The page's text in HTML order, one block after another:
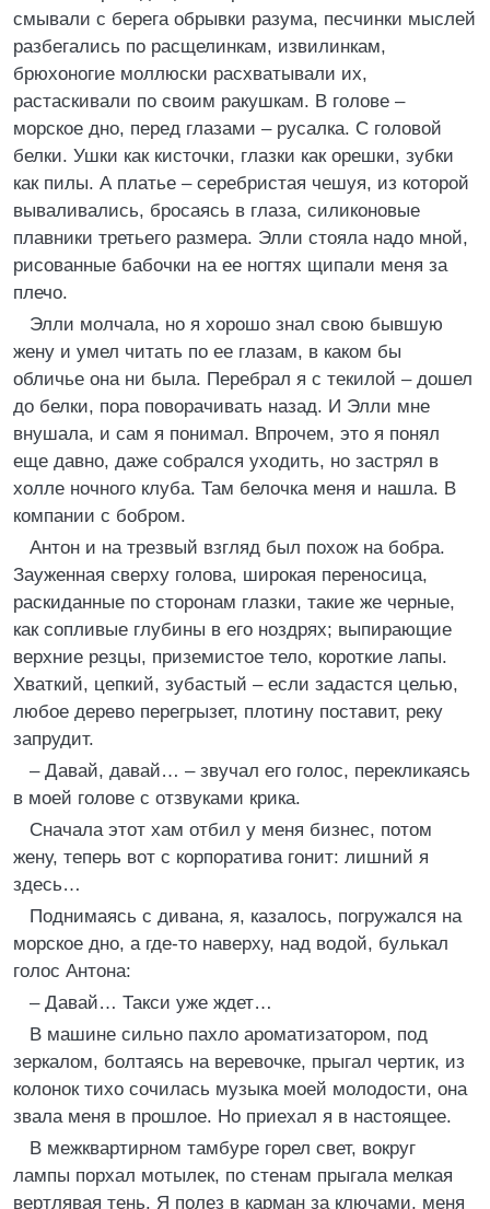
смывали с берега обрывки разума, песчинки мыслей
разбегались по расщелинкам, извилинкам,
брюхоногие моллюски расхватывали их,
растаскивали по своим ракушкам. В голове –
морское дно, перед глазами – русалка. С головой
белки. Ушки как кисточки, глазки как орешки, зубки
как пилы. А платье – серебристая чешуя, из которой
вываливались, бросаясь в глаза, силиконовые
плавники третьего размера. Элли стояла надо мной,
рисованные бабочки на ее ногтях щипали меня за
плечо.
Элли молчала, но я хорошо знал свою бывшую
жену и умел читать по ее глазам, в каком бы
обличье она ни была. Перебрал я с текилой – дошел
до белки, пора поворачивать назад. И Элли мне
внушала, и сам я понимал. Впрочем, это я понял
еще давно, даже собрался уходить, но застрял в
холле ночного клуба. Там белочка меня и нашла. В
компании с бобром.
Антон и на трезвый взгляд был похож на бобра.
Зауженная сверху голова, широкая переносица,
раскиданные по сторонам глазки, такие же черные,
как сопливые глубины в его ноздрях; выпирающие
верхние резцы, приземистое тело, короткие лапы.
Хваткий, цепкий, зубастый – если задастся целью,
любое дерево перегрызет, плотину поставит, реку
запрудит.
– Давай, давай… – звучал его голос, перекликаясь
в моей голове с отзвуками крика.
Сначала этот хам отбил у меня бизнес, потом
жену, теперь вот с корпоратива гонит: лишний я
здесь…
Поднимаясь с дивана, я, казалось, погружался на
морское дно, а где-то наверху, над водой, булькал
голос Антона:
– Давай… Такси уже ждет…
В машине сильно пахло ароматизатором, под
зеркалом, болтаясь на веревочке, прыгал чертик, из
колонок тихо сочилась музыка моей молодости, она
звала меня в прошлое. Но приехал я в настоящее.
В межквартирном тамбуре горел свет, вокруг
лампы порхал мотылек, по стенам прыгала мелкая
вертлявая тень. Я полез в карман за ключами, меня